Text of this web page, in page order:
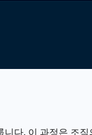
다. 이 과정은 조